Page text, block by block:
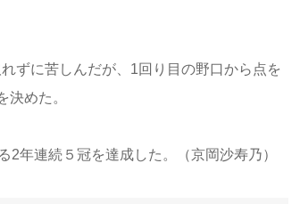
ずに苦しんだが、1回り目の野口から点を
めた。
年連続５冠を達成した。（京岡沙寿乃）